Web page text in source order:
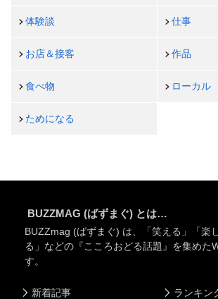
体験談 仕事
お店＆接客 作品
食べ物 ローカル
ためになる
BUZZMAG (ばずまぐ) とは…
BUZZmag (ばずまぐ) は、「笑える」「楽
る」などの『こころおどる話題』を集めた
す。
新着記事
ランキン